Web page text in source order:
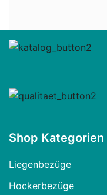
Shop Kategorien
Liegenbezüge
Hockerbezüge